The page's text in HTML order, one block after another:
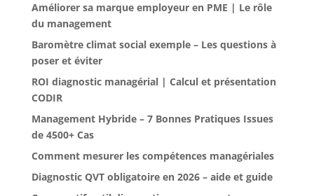
Améliorer sa marque employeur en PME | Le rôle
du management
Baromètre climat social exemple – Les questions à
poser et éviter
ROI diagnostic managérial | Calcul et présentation
CODIR
Management Hybride – 7 Bonnes Pratiques Issues
de 4500+ Cas
Comment mesurer les compétences managériales
Diagnostic QVT obligatoire en 2026 – aide et guide